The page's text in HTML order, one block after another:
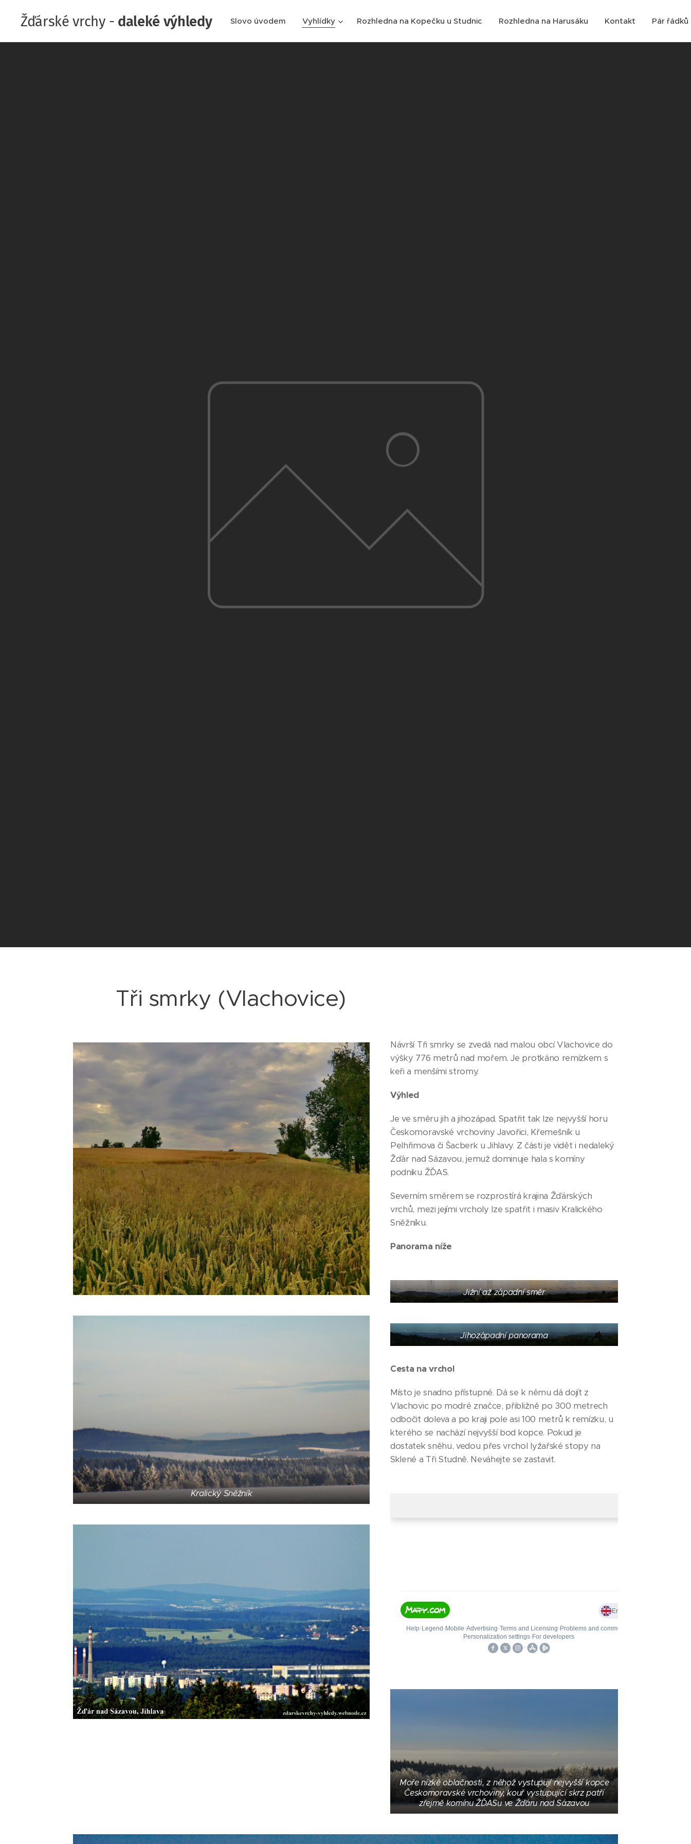
Žďárské vrchy - daleké výhledy Slovo úvodem Vyhlídky Rozhledna na Kopečku u Studnic Rozhledna na Harusáku Kontakt Pár
Tři smrky (Vlachovice)
Kralický Sněžník
Návrší Tři smrky se zvedá nad malou obcí Vlachovice do
výšky 776 metrů nad mořem. Je protkáno remízkem s
keři a menšími stromy.
Výhled
Je ve směru jih a jihozápad. Spatřit tak lze nejvyšší horu
Českomoravské vrchoviny Javořici, Křemešník u
Pelhřimova či Šacberk u Jihlavy. Z části je vidět i nedaleký
Žďár nad Sázavou, jemuž dominuje hala s komíny
podniku ŽĎAS.
Severním směrem se rozprostírá krajina Žďárských
vrchů, mezi jejími vrcholy lze spatřit i masiv Kralického
Sněžníku.
Panorama níže
Jižní až západní směr
Jihozápadní panorama
Cesta na vrchol
Místo je snadno přístupné. Dá se k němu dá dojít z
Vlachovic po modré značce, přibližně po 300 metrech
odbočit doleva a po kraji pole asi 100 metrů k remízku, u
kterého se nachází nejvyšší bod kopce. Pokud je
dostatek sněhu, vedou přes vrchol lyžařské stopy na
Sklené a Tři Studně. Neváhejte se zastavit.
Moře nízké oblačnosti, z něhož vystupují nejvyšší kopce
Českomoravské vrchoviny, kouř vystupující skrz patří
zřejmě komínu ŽĎASu ve Žďáru nad Sázavou